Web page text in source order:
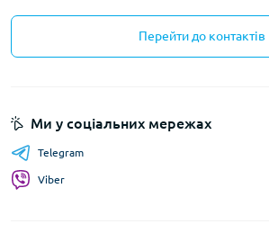
Перейти до контактів
Ми у соціальних мережах
Telegram
Viber